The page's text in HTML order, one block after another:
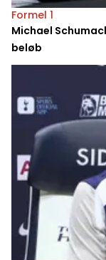
Formel 1
Michael
beløb